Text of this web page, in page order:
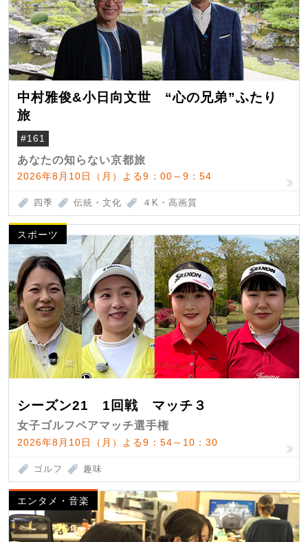
中村雅俊&小日向文世 “心の兄弟”ふたり
旅
#161
あなたの知らない京都旅
2026年8月10日（月）よる9：00～9：54
四季 伝統・文化 ４K・高画質
スポーツ
シーズン21 1回戦 マッチ３
女子ゴルフペアマッチ選手権
2026年8月10日（月）よる9：54～10：30
ゴルフ 趣味
エンタメ・音楽